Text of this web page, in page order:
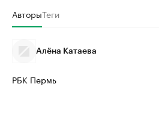
Крупнейшие производители и
АвторыТеги
Алёна Катаева
РБК Пермь